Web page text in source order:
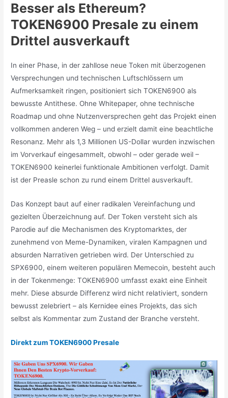
Besser als Ethereum?
TOKEN6900 Presale zu einem
Drittel ausverkauft
In einer Phase, in der zahllose neue Token mit überzogenen
Versprechungen und technischen Luftschlössern um
Aufmerksamkeit ringen, positioniert sich TOKEN6900 als
bewusste Antithese. Ohne Whitepaper, ohne technische
Roadmap und ohne Nutzenversprechen geht das Projekt einen
vollkommen anderen Weg – und erzielt damit eine beachtliche
Resonanz. Mehr als 1,3 Millionen US-Dollar wurden inzwischen
im Vorverkauf eingesammelt, obwohl – oder gerade weil –
TOKEN6900 keinerlei funktionale Ambitionen verfolgt. Damit
ist der Preasle schon zu rund einem Drittel ausverkauft.
Das Konzept baut auf einer radikalen Vereinfachung und
gezielten Überzeichnung auf. Der Token versteht sich als
Parodie auf die Mechanismen des Kryptomarktes, der
zunehmend von Meme-Dynamiken, viralen Kampagnen und
absurden Narrativen getrieben wird. Der Unterschied zu
SPX6900, einem weiteren populären Memecoin, besteht auch
in der Tokenmenge: TOKEN6900 umfasst exakt eine Einheit
mehr. Diese absurde Differenz wird nicht relativiert, sondern
bewusst zelebriert – als Kernidee eines Projekts, das sich
selbst als Kommentar zum Zustand der Branche versteht.
Direkt zum TOKEN6900 Presale